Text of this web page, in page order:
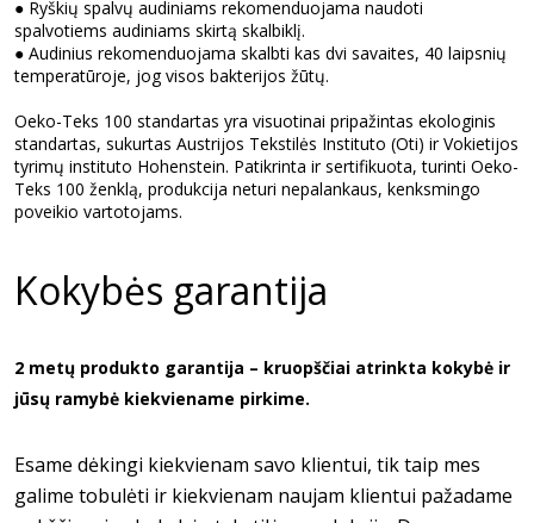
● Ryškių spalvų audiniams rekomenduojama naudoti
spalvotiems audiniams skirtą skalbiklį.
● Audinius rekomenduojama skalbti kas dvi savaites, 40 laipsnių
temperatūroje, jog visos bakterijos žūtų.
Oeko-Teks 100 standartas yra visuotinai pripažintas ekologinis
standartas, sukurtas Austrijos Tekstilės Instituto (Oti) ir Vokietijos
tyrimų instituto Hohenstein. Patikrinta ir sertifikuota, turinti Oeko-
Teks 100 ženklą, produkcija neturi nepalankaus, kenksmingo
poveikio vartotojams.
Kokybės garantija
2 metų produkto garantija – kruopščiai atrinkta kokybė ir
jūsų ramybė kiekviename pirkime.
Esame dėkingi kiekvienam savo klientui, tik taip mes
galime tobulėti ir kiekvienam naujam klientui pažadame